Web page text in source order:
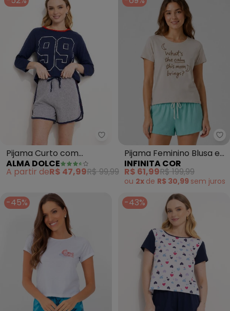
Alma Dolce - Pijama Curto
Pijama Curto com
Estampa (Azul Marinho e
Cinza)
ALMA DOLCE
A partir deR$ 47,99R$ 99,99
Pijama Feminino Blusa e
Short (Azul)
INFINITA COR
R$ 61,99R$ 199,99
ou 2x de R$ 30,99 sem juros
-45% -43%